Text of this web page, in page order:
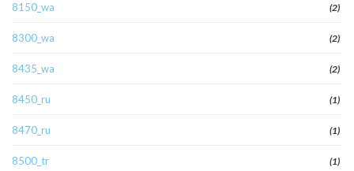
8150_wa (2)
8300_wa (2)
8435_wa (2)
8450_ru (1)
8470_ru (1)
8500_tr (1)